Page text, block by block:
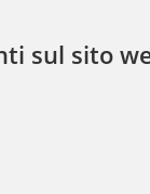
sul sito